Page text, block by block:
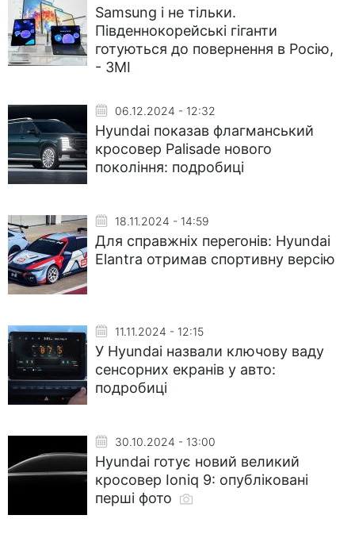
Samsung і не тільки.
Південнокорейські гіганти
готуються до повернення в Росію,
- ЗМІ
06.12.2024 - 12:32
Hyundai показав флагманський
кросовер Palisade нового
покоління: подробиці
18.11.2024 - 14:59
Для справжніх перегонів: Hyundai
Elantra отримав спортивну версію
11.11.2024 - 12:15
У Hyundai назвали ключову ваду
сенсорних екранів у авто:
подробиці
30.10.2024 - 13:00
Hyundai готує новий великий
кросовер Ioniq 9: опубліковані
перші фото